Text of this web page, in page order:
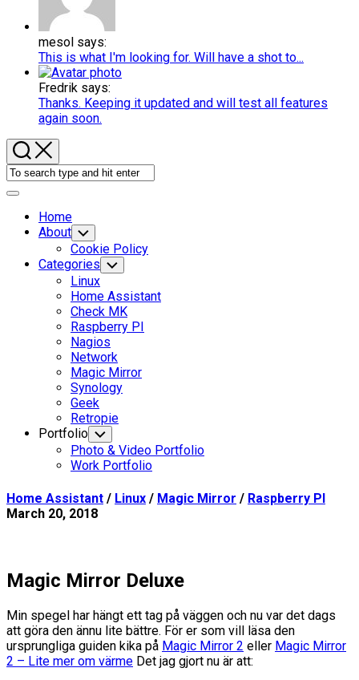
mesol says:
This is what I'm looking for. Will have a shot to...
Fredrik says:
Thanks. Keeping it updated and will test all features
again soon.
Expand
Home
About Toggle
Child
Menu
Cookie Policy
Categories Toggle
Child
Menu
Current
Page
Parent
Linux
Current
Page
Parent
Home Assistant
Check MK
Current
Page
Parent
Raspberry PI
Nagios
Network
Current
Page
Parent
Magic Mirror
Synology
Geek
Retropie
Portfolio Toggle
Child
Menu
Photo & Video Portfolio
Work Portfolio
Home Assistant / Linux / Magic Mirror / Raspberry PI
March 20, 2018
Magic Mirror Deluxe
Min spegel har hängt ett tag på väggen och nu var det dags
att göra den ännu lite bättre. För er som vill läsa den
ursprungliga guiden kika på Magic Mirror 2 eller Magic Mirror
2 – Lite mer om värme Det jag gjort nu är att: